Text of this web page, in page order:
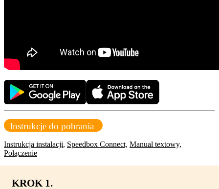
Instrukcje do pobrania
Instrukcja instalacji, Speedbox Connect, Manual textowy,
Połączenie
KROK 1.